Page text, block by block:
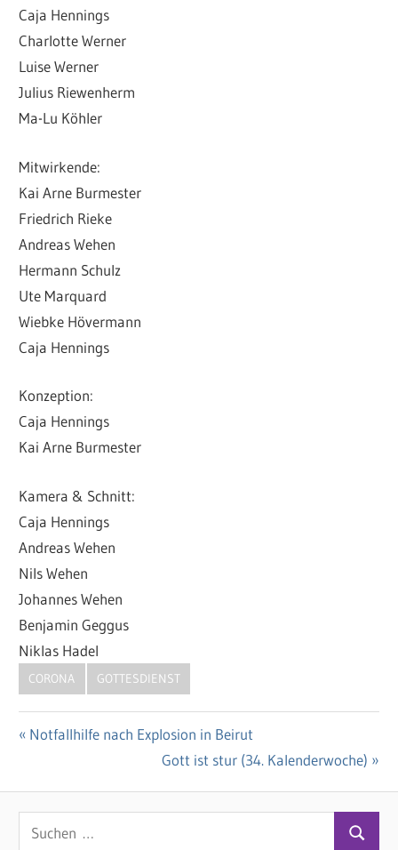
Caja Hennings
Charlotte Werner
Luise Werner
Julius Riewenherm
Ma-Lu Köhler
Mitwirkende:
Kai Arne Burmester
Friedrich Rieke
Andreas Wehen
Hermann Schulz
Ute Marquard
Wiebke Hövermann
Caja Hennings
Konzeption:
Caja Hennings
Kai Arne Burmester
Kamera & Schnitt:
Caja Hennings
Andreas Wehen
Nils Wehen
Johannes Wehen
Benjamin Geggus
Niklas Hadel
CORONA GOTTESDIENST
Beitragsnavigation
Vorheriger
Notfallhilfe nach Explosion in Beirut
Nächster
Gott ist stur (34. Kalenderwoche)